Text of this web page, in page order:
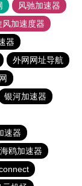
风驰加速器
风加速度器
器
外网网址导航
银河加速器
速器
海鸥加速器